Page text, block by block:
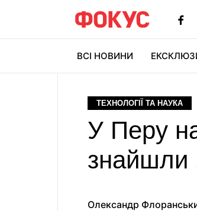
ВСІ НОВИНИ
ТЕХНОЛОГІЇ ТА НАУКА
У Перу
знайшли
Олександр